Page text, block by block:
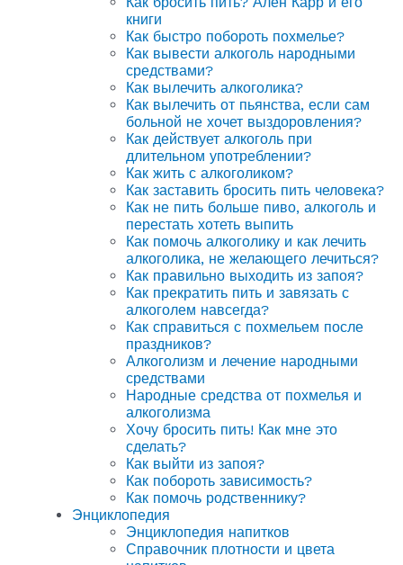
книги
Как быстро побороть похмелье?
Как вывести алкоголь народными
средствами?
Как вылечить алкоголика?
Как вылечить от пьянства, если сам
больной не хочет выздоровления?
Как действует алкоголь при
длительном употреблении?
Как жить с алкоголиком?
Как заставить бросить пить человека?
Как не пить больше пиво, алкоголь и
перестать хотеть выпить
Как помочь алкоголику и как лечить
алкоголика, не желающего лечиться?
Как правильно выходить из запоя?
Как прекратить пить и завязать с
алкоголем навсегда?
Как справиться с похмельем после
праздников?
Алкоголизм и лечение народными
средствами
Народные средства от похмелья и
алкоголизма
Хочу бросить пить! Как мне это
сделать?
Как выйти из запоя?
Как побороть зависимость?
Как помочь родственнику?
Энциклопедия
Энциклопедия напитков
Справочник плотности и цвета